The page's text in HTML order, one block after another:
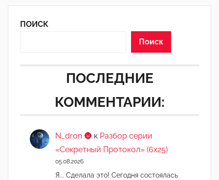
ПОИСК
Поиск
ПОСЛЕДНИЕ
КОММЕНТАРИИ:
N_dron 🌚 к Разбор серии
«Секретный Протокол» (6х25)
05.08.2026
Я... Сделала это! Сегодня состоялась